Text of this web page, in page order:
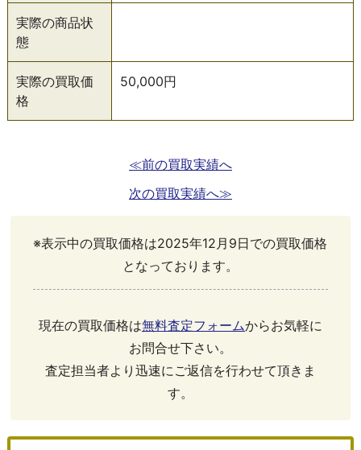
実際の商品状
態
実際の買取価
格
50,000円
≪前の買取実績へ
次の買取実績へ≫
※表示中の買取価格は2025年12月9日での買取価格
となっております。
現在の買取価格は無料査定フォームからお気軽に
お問合せ下さい。
査定担当者より迅速にご返信を行わせて頂きま
す。